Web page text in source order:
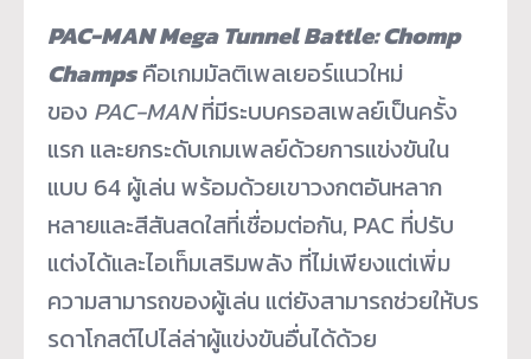
PAC-MAN Mega Tunnel Battle: Chomp
Champsคือเกมมัลติเพลเยอร์แนวใหม่
ของ PAC-MANที่มีระบบครอสเพลย์เป็นครั้ง
แรก และยกระดับเกมเพลย์ด้วยการแข่งขันใน
แบบ 64 ผู้เล่น พร้อมด้วยเขาวงกตอันหลาก
หลายและสีสันสดใสที่เชื่อมต่อกัน, PAC ที่ปรับ
แต่งได้และไอเท็มเสริมพลัง ที่ไม่เพียงแต่เพิ่ม
ความสามารถของผู้เล่น แต่ยังสามารถช่วยให้บร
รดาโกสต์ไปไล่ล่าผู้แข่งขันอื่นได้ด้วย